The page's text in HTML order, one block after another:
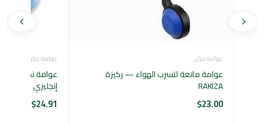
عوامة خزان
عوامة مانعة لتسرب الهواء — ركيزة
RAKIZA
$23.00
عوامة خزان
إنجليزي
$24.91